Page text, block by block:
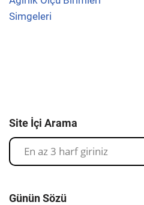
Simgeleri
Site İçi Arama
Günün Sözü